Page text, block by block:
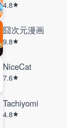
4.8
囧次元漫画
9.8
NiceCat
7.6
Tachiyomi
4.8